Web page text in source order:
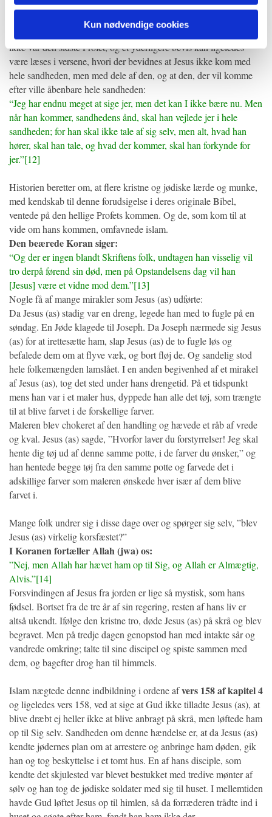
Kun nødvendige cookies
Jesus (as) bekendtgjorde, at den der ville komme efter, ville blive
kaldet for ´sjælevarmer´. Dette kommer til at bevise, at Jesus (as)
ikke var den sidste Profet, og et yderligere bevis kan ligeledes
være læses i versene, hvori der bevidnes at Jesus ikke kom med
hele sandheden, men med dele af den, og at den, der vil komme
efter ville åbenbare hele sandheden:
“Jeg har endnu meget at sige jer, men det kan I ikke bære nu. Men
når han kommer, sandhedens ånd, skal han vejlede jer i hele
sandheden; for han skal ikke tale af sig selv, men alt, hvad han
hører, skal han tale, og hvad der kommer, skal han forkynde for
jer.”[12]
Historien beretter om, at flere kristne og jødiske lærde og munke,
med kendskab til denne forudsigelse i deres originale Bibel,
ventede på den hellige Profets kommen. Og de, som kom til at
vide om hans kommen, omfavnede islam.
Den beærede Koran siger:
“Og der er ingen blandt Skriftens folk, undtagen han visselig vil
tro derpå førend sin død, men på Opstandelsens dag vil han
[Jesus] være et vidne mod dem.”[13]
Nogle få af mange mirakler som Jesus (as) udførte:
Da Jesus (as) stadig var en dreng, legede han med to fugle på en
søndag. En Jøde klagede til Joseph. Da Joseph nærmede sig Jesus
(as) for at irettesætte ham, slap Jesus (as) de to fugle løs og
befalede dem om at flyve væk, og bort fløj de. Og sandelig stod
hele folkemængden lamslået. I en anden begivenhed af et mirakel
af Jesus (as), tog det sted under hans drengetid. På et tidspunkt
mens han var i et maler hus, dyppede han alle det tøj, som trængte
til at blive farvet i de forskellige farver.
Maleren blev chokeret af den handling og hævede et råb af vrede
og kval. Jesus (as) sagde, ”Hvorfor laver du forstyrrelser! Jeg skal
hente dig tøj ud af denne samme potte, i de farver du ønsker,” og
han hentede begge tøj fra den samme potte og farvede det i
adskillige farver som maleren ønskede hver især af dem blive
farvet i.
Mange folk undrer sig i disse dage over og spørger sig selv, ”blev
Jesus (as) virkelig korsfæstet?”
I Koranen fortæller Allah (jwa) os:
”Nej, men Allah har hævet ham op til Sig, og Allah er Almægtig,
Alvis.”[14]
Forsvindingen af Jesus fra jorden er lige så mystisk, som hans
fødsel. Bortset fra de tre år af sin regering, resten af hans liv er
altså ukendt. Ifølge den kristne tro, døde Jesus (as) på skrå og blev
begravet. Men på tredje dagen genopstod han med intakte sår og
vandrede omkring; talte til sine discipel og spiste sammen med
dem, og bagefter drog han til himmels.
Islam nægtede denne indbildning i ordene afvers 158 af kapitel 4
og ligeledes vers 158, ved at sige at Gud ikke tilladte Jesus (as), at
blive dræbt ej heller ikke at blive anbragt på skrå, men løftede ham
op til Sig selv. Sandheden om denne hændelse er, at da Jesus (as)
kendte jødernes plan om at arrestere og anbringe ham døden, gik
han og tog beskyttelse i et tomt hus. En af hans disciple, som
kendte det skjulested var blevet bestukket med tredive mønter af
sølv og han tog de jødiske soldater med sig til huset. I mellemtiden
havde Gud løftet Jesus op til himlen, så da forræderen trådte ind i